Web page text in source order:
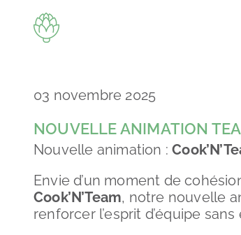
03 novembre 2025
NOUVELLE ANIMATION
Nouvelle animation :
Envie d’un moment de
Cook’N’Team, notre nouvelle
renforcer l’esprit d’équipe